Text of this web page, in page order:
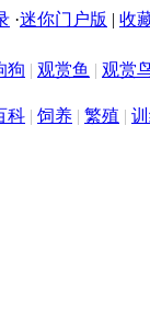
·迷你门户版 | 收
狗 | 观赏鱼 | 观赏
科 | 饲养 | 繁殖 |